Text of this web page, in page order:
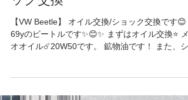
2023年2月4日 読了時間: 1分
空冷Beetle